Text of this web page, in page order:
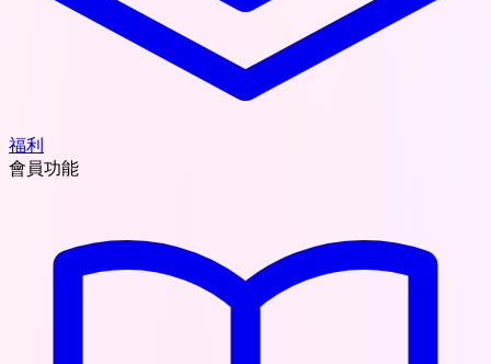
福利
會員功能